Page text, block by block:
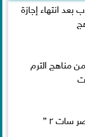
انتهاء إجازة
مناهج الترم
سات ٢ ”